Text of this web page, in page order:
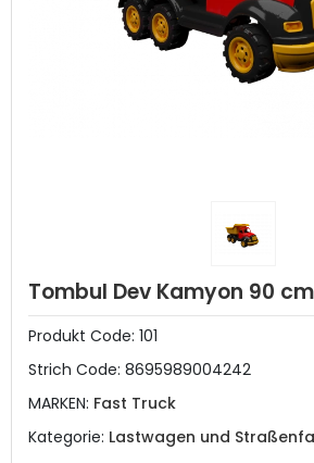
Tombul Dev Kamyon 90 cm
Produkt Code: 101
Strich Code: 8695989004242
MARKEN: Fast Truck
Kategorie: Lastwagen und